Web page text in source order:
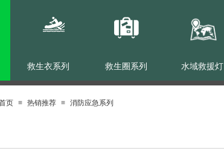
救生衣系列 救生圈系列 水域救援灯
页 ≡ 热销推荐 ≡ 消防应急系列